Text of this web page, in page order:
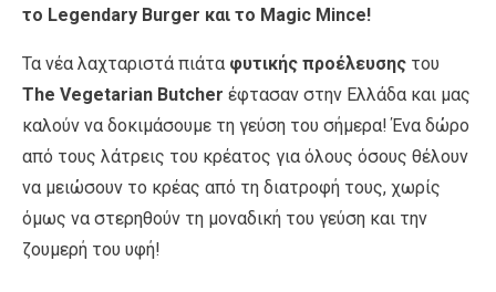
το Legendary Burger και το Magic Mince!
Τα νέα λαχταριστά πιάτα φυτικής προέλευσης του
Τhe Vegetarian Butcher έφτασαν στην Ελλάδα και μας
καλούν να δοκιμάσουμε τη γεύση του σήμερα! Ένα δώρο
από τους λάτρεις του κρέατος για όλους όσους θέλουν
να μειώσουν το κρέας από τη διατροφή τους, χωρίς
όμως να στερηθούν τη μοναδική του γεύση και την
ζουμερή του υφή!